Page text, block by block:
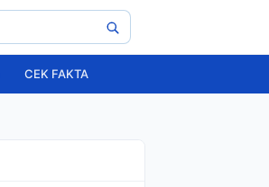
CEK FAKTA